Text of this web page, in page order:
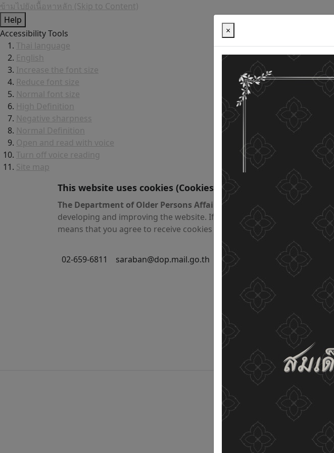
ข้ามไปยังเนื้อหาหลัก (Skip to Content)
Help
Accessibility Tools
Thai language
English
Increase the font size
Reduce font size
Normal font size
High Definition
Negative sharpness
Normal Definition
Open and read with voice
Turn off voice reading
Site map
This website uses cookies (Cookies)
The Department of Older Persons Affairs values ​​your personal
developing and improving the website. If you use this website without
means that you agree to receive cookies on the website and our privacy
02-659-6811 saraban@dop.mail.go.th
×